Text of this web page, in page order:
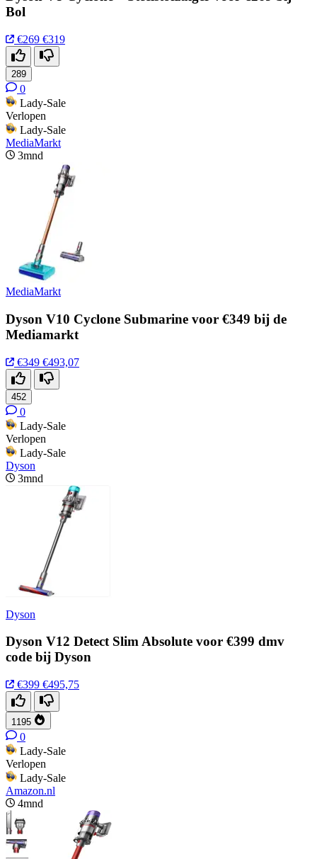
Bol
€269 €319
289
0
Lady-Sale
Verlopen
Lady-Sale
MediaMarkt
3mnd
MediaMarkt
Dyson V10 Cyclone Submarine voor €349 bij de
Mediamarkt
€349 €493,07
452
0
Lady-Sale
Verlopen
Lady-Sale
Dyson
3mnd
Dyson
Dyson V12 Detect Slim Absolute voor €399 dmv
code bij Dyson
€399 €495,75
1195
0
Lady-Sale
Verlopen
Lady-Sale
Amazon.nl
4mnd